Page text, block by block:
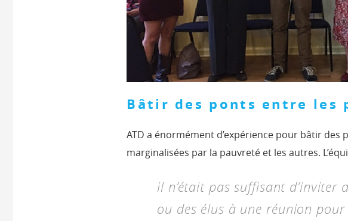
Bâtir des ponts entre les
ATD a énormément d’expérience pour bâtir des
marginalisées par la pauvreté et les autres.
il n’était pas suffisant d’inviter
ou des élus à une réunion